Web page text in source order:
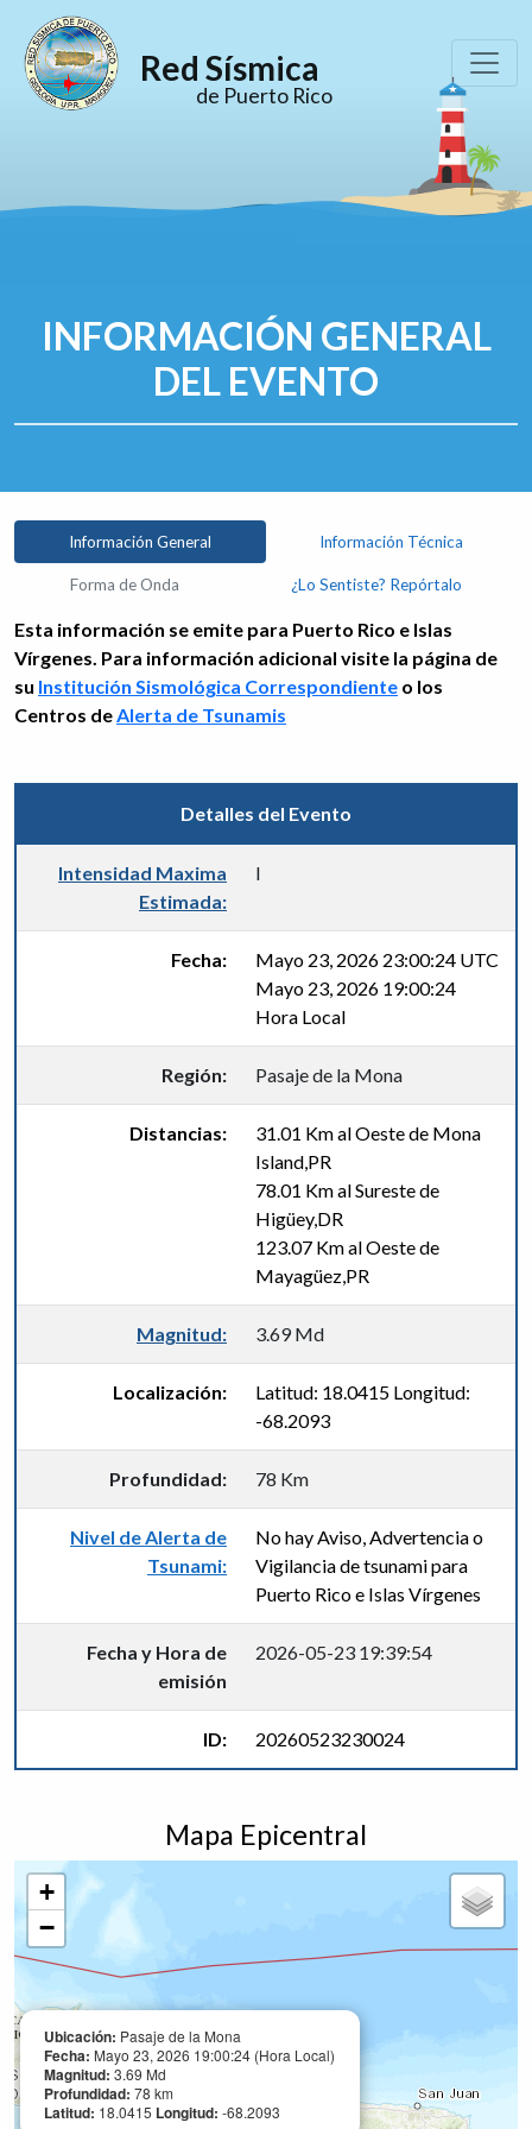
Red Sísmica
de Puerto Rico
INFORMACIÓN GENERAL
DEL EVENTO
Información General Información Técnica
Forma de Onda ¿Lo Sentiste? Repórtalo
Esta información se emite para Puerto Rico e Islas
Vírgenes. Para información adicional visite la página de
su Institución Sismológica Correspondiente o los
Centros deAlerta de Tsunamis
Detalles del Evento
Intensidad Maxima
Estimada:
I
Fecha:
Mayo 23, 2026 23:00:24 UTC
Mayo 23, 2026 19:00:24
Hora Local
Región: Pasaje de la Mona
Distancias:
31.01 Km al Oeste de Mona
Island,PR
78.01 Km al Sureste de
Higüey,DR
123.07 Km al Oeste de
Mayagüez,PR
Magnitud: 3.69 Md
Localización:
Latitud: 18.0415 Longitud:
-68.2093
Profundidad: 78 Km
Nivel de Alerta de
Tsunami:
No hay Aviso, Advertencia o
Vigilancia de tsunami para
Puerto Rico e Islas Vírgenes
Fecha y Hora de
emisión
2026-05-23 19:39:54
ID: 20260523230024
Mapa Epicentral
Ubicación: Pasaje de la Mona
Fecha: Mayo 23, 2026 19:00:24 (Hora Local)
Magnitud: 3.69 Md
Profundidad: 78 km
Latitud: 18.0415 Longitud: -68.2093
+
−